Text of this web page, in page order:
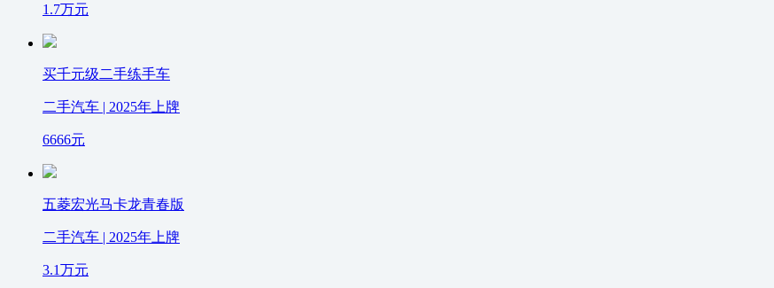
1.7万元
买千元级二手练手车
二手汽车 | 2025年上牌
6666元
五菱宏光马卡龙青春版
二手汽车 | 2025年上牌
3.1万元